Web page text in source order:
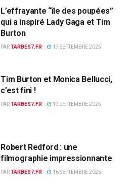
L’effrayante “île des poupées”
qui a inspiré Lady Gaga et Tim
Burton
PARTARBES7.FR 19 SEPTEMBRE 2025
Tim Burton et Monica Bellucci,
c’est fini !
PARTARBES7.FR 19 SEPTEMBRE 2025
Robert Redford : une
filmographie impressionnante
PARTARBES7.FR 16 SEPTEMBRE 2025